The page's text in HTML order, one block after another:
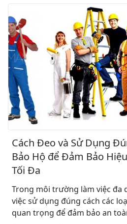
Cách Đeo và Sử Dụng
Bảo Hộ để Đảm Bảo
Tối Đa
Trong môi trường làm việc đa
việc sử dụng đúng cách các
quan trọng để đảm bảo an